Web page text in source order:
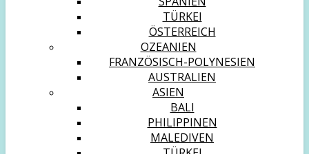
TÜRKEI
ÖSTERREICH
OZEANIEN
FRANZÖSISCH-POLYNESIEN
AUSTRALIEN
ASIEN
BALI
PHILIPPINEN
MALEDIVEN